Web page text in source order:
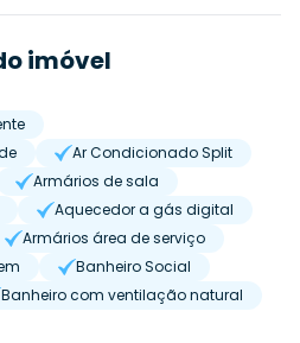
imóvel
Ar Condicionado Split
Armários de sala
Aquecedor a gás digital
Armários área de serviço
Banheiro Social
Banheiro com ventilação natural